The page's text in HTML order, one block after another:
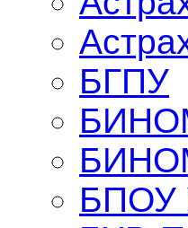
БГПУ
БПОУ